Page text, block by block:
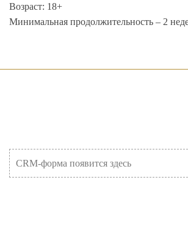
Возраст: 18+
Минимальная продолжительность – 2
CRM-форма появится здесь